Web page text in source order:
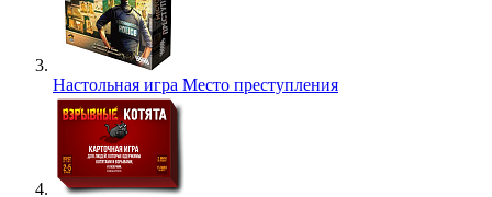
Настольная игра Место преступления